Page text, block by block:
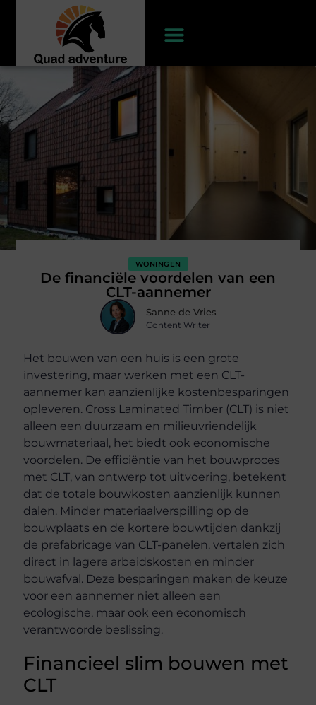
WONINGEN
De financiële voordelen van een
CLT-aannemer
Sanne de Vries
Content Writer
Het bouwen van een huis is een grote
investering, maar werken met een CLT-
aannemer kan aanzienlijke kostenbesparingen
opleveren. Cross Laminated Timber (CLT) is niet
alleen een duurzaam en milieuvriendelijk
bouwmateriaal, het biedt ook economische
voordelen. De efficiëntie van het bouwproces
met CLT, van ontwerp tot uitvoering, betekent
dat de totale bouwkosten aanzienlijk kunnen
dalen. Minder materiaalverspilling op de
bouwplaats en de kortere bouwtijden dankzij
de prefabricage van CLT-panelen, vertalen zich
direct in lagere arbeidskosten en minder
bouwafval. Deze besparingen maken de keuze
voor een aannemer niet alleen een
ecologische, maar ook een economisch
verantwoorde beslissing.
Financieel slim bouwen met
CLT